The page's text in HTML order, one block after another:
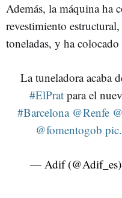
Además, la máquina ha
revestimiento
toneladas, y ha
La tuneladora acaba
#ElPratpara el
#Barcelona @Renfe
@fomentogob
— Adif (@Adif_es)